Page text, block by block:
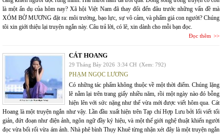
là một ẩn dụ của hôm nay? Xã hội Việt Nam đã thay đổi đến đâu trước những vấn đề mà
XÓM BỜ MƯƠNG đặt ra: môi trường, bạo lực, sự vô cảm, và phẩm giá con người? Chúng
tôi xin giới thiệu lại truyện ngắn này. Câu trả lời, có lẽ, xin dành cho mỗi bạn đọc.
Đọc thêm
CÁT HOANG
29 Tháng Bảy 2026 3:34 CH (Xem: 792)
PHẠM NGỌC LƯƠNG
Có những tác phẩm không thuộc về một thời điểm. Chúng lặng
lẽ nằm lại trên trang giấy nhiều năm, rồi một ngày nào đó bỗng
hiện lên với sức nặng như thể vừa mới được viết hôm qua. Cát
Hoang là một truyện ngắn như vậy. Lần đầu xuất hiện trên Tạp chí Hợp Lưu bởi lối viết tối
giản, đứt đoạn như điện ảnh, ngôn ngữ đầy ký hiệu, và một thế giới nghệ thuật khiến người
đọc vừa bối rối vừa ám ảnh. Nhà phê bình Thụy Khuê từng nhận xét đây là một truyện ngắn